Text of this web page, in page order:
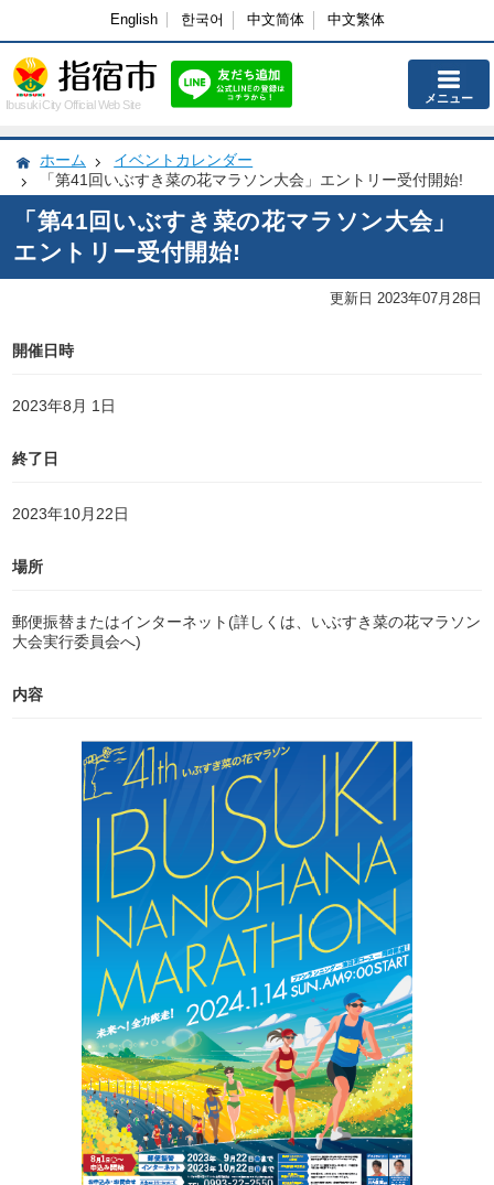
English 한국어 中文简体 中文繁体
Ibusuki City Official Web Site メニュー
ホーム
イベントカレンダー
「第41回いぶすき菜の花マラソン大会」エントリー受付開始!
「第41回いぶすき菜の花マラソン大会」
エントリー受付開始!
更新日 2023年07月28日
開催日時
2023年8月 1日
終了日
2023年10月22日
場所
郵便振替またはインターネット(詳しくは、いぶすき菜の花マラソン
大会実行委員会へ)
内容